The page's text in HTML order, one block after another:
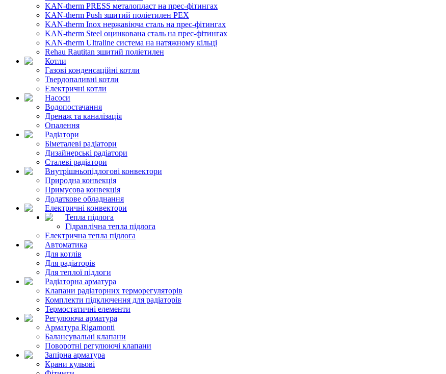
KAN-therm PRESS металопласт на прес-фітингах
KAN-therm Push зшитий поліетилен PEX
KAN-therm Inox нержавіюча сталь на прес-фітингах
KAN-therm Steel оцинкована сталь на прес-фітингах
KAN-therm Ultraline система на натяжному кільці
Rehau Rautitan зшитий поліетилен
Котли
Газові конденсаційні котли
Твердопаливні котли
Електричні котли
Насоси
Водопостачання
Дренаж та каналізація
Опалення
Радіатори
Біметалеві радіатори
Дизайнерські радіатори
Сталеві радіатори
Внутрішньопідлогові конвектори
Природна конвекція
Примусова конвекція
Додаткове обладнання
Електричні конвектори
Тепла підлога
Гідравлічна тепла підлога
Електрична тепла підлога
Автоматика
Для котлів
Для радіаторів
Для теплої підлоги
Радіаторна арматура
Клапани радіаторних терморегуляторів
Комплекти підключення для радіаторів
Термостатичні елементи
Регулююча арматура
Арматура Rigamonti
Балансувальні клапани
Поворотні регулюючі клапани
Запірна арматура
Крани кульові